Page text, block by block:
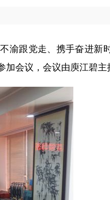
渝跟党走、携手奋进新
会议，会议由庾江碧主